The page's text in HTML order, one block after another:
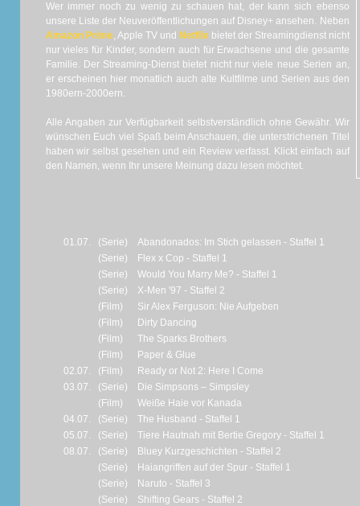
Wer immer noch zu wenig zu schauen hat, der kann sich ebenso
unsere Liste der Neuveröffentlichungen auf Disney+ ansehen. Neben
Amazon Prime, Apple TV und Netflixbietet der Streamingdienst nicht
nur vieles für Kinder, sondern auch für Erwachsene und die gesamte
Familie. Der Streaming-Dienst bietet nicht nur viele neue Serien an,
er erscheinen hier monatlich auch alte Kultfilme und Serien aus den
1980ern-2000ern.
Alle Angaben zur Verfügbarkeit selbstverständlich ohne Gewähr. Wir
wünschen Euch viel Spaß beim Anschauen, die unterstrichenen Titel
haben wir selbst gesehen und ein Review verfasst. Klickt einfach auf
den Namen, wenn Ihr unsere Meinung dazu lesen möchtet.
01.07. (Serie)
Abandonados: Im Stich gelassen - Staffel 1
(Serie)
Flex x Cop - Staffel 1
(Serie)
Would You Marry Me? - Staffel 1
(Serie)
X‑Men '97 - Staffel 2
(Film)
Sir Alex Ferguson: Nie Aufgeben
(Film)
Dirty Dancing
(Film)
The Sparks Brothers
(Film)
Paper & Glue
02.07.
(Film)
Ready or Not 2: Here I Come
03.07.
(Serie)
Die Simpsons – Simpsley
(Film)
Weiße Haie vor Kanada
04.07.
(Serie)
The Husband - Staffel 1
05.07.
(Serie)
Tiere Hautnah mit Bertie Gregory - Staffel 1
08.07.
(Serie)
Bluey Kurzgeschichten - Staffel 2
(Serie)
Haiangriffen auf der Spur - Staffel 1
(Serie)
Naruto - Staffel 3
(Serie)
Shifting Gears - Staffel 2